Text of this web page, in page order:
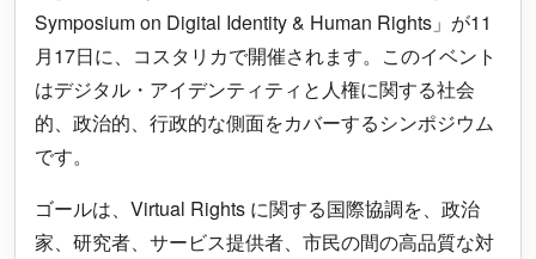
Symposium on Digital Identity & Human Rights」が11
月17日に、コスタリカで開催されます。このイベント
はデジタル・アイデンティティと人権に関する社会
的、政治的、行政的な側面をカバーするシンポジウム
です。
ゴールは、Virtual Rights に関する国際協調を、政治
家、研究者、サービス提供者、市民の間の高品質な対